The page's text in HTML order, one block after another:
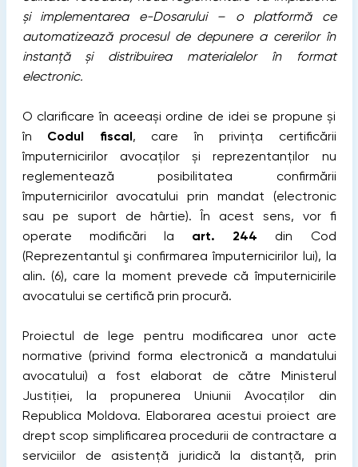
și implementarea e-Dosarului – o platformă ce
automatizează procesul de depunere a cererilor în
instanță și distribuirea materialelor în format
electronic.
O clarificare în aceeași ordine de idei se propune și
în Codul fiscal, care în privința certificării
împuternicirilor avocaților și reprezentanților nu
reglementează posibilitatea confirmării
împuternicirilor avocatului prin mandat (electronic
sau pe suport de hârtie). În acest sens, vor fi
operate modificări la art. 244 din Cod
(Reprezentantul şi confirmarea împuternicirilor lui), la
alin. (6), care la moment prevede că împuternicirile
avocatului se certifică prin procură.
Proiectul de lege pentru modificarea unor acte
normative (privind forma electronică a mandatului
avocatului) a fost elaborat de către Ministerul
Justiției, la propunerea Uniunii Avocaților din
Republica Moldova. Elaborarea acestui proiect are
drept scop simplificarea procedurii de contractare a
serviciilor de asistență juridică la distanță, prin